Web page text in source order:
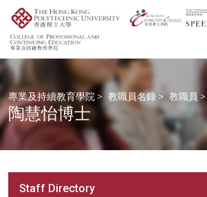
專業及持續教育學院 > 教職員名錄 > 教職員 >
陶慧怡博士
Staff Directory